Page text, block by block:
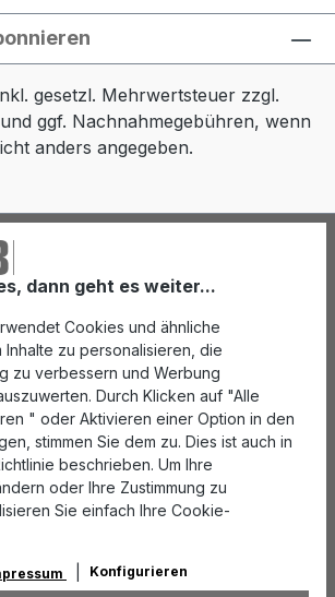
dann geht es weiter...
Cookies und ähnliche
Inhalte zu personalisieren, die
zu verbessern und Werbung
Durch Klicken auf "Alle
" oder Aktivieren einer Option in den
stimmen Sie dem zu. Dies ist auch in
beschrieben. Um Ihre
oder Ihre Zustimmung zu
Sie einfach Ihre Cookie-
Konfigurieren
gesetzl. Mehrwertsteuer zzgl.
und ggf. Nachnahmegebühren, wenn
anders angegeben.